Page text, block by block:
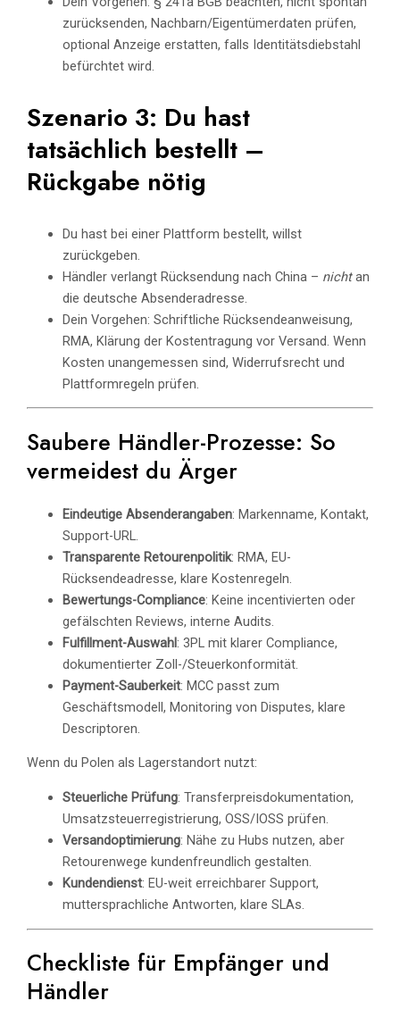
zurücksenden, Nachbarn/Eigentümerdaten prüfen,
optional Anzeige erstatten, falls Identitätsdiebstahl
befürchtet wird.
Szenario 3: Du hast
tatsächlich bestellt –
Rückgabe nötig
Du hast bei einer Plattform bestellt, willst
zurückgeben.
Händler verlangt Rücksendung nach China – nichtan
die deutsche Absenderadresse.
Dein Vorgehen: Schriftliche Rücksendeanweisung,
RMA, Klärung der Kostentragung vor Versand. Wenn
Kosten unangemessen sind, Widerrufsrecht und
Plattformregeln prüfen.
Saubere Händler-Prozesse: So
vermeidest du Ärger
Eindeutige Absenderangaben: Markenname, Kontakt,
Support-URL.
Transparente Retourenpolitik: RMA, EU-
Rücksendeadresse, klare Kostenregeln.
Bewertungs-Compliance: Keine incentivierten oder
gefälschten Reviews, interne Audits.
Fulfillment-Auswahl: 3PL mit klarer Compliance,
dokumentierter Zoll-/Steuerkonformität.
Payment-Sauberkeit: MCC passt zum
Geschäftsmodell, Monitoring von Disputes, klare
Descriptoren.
Wenn du Polen als Lagerstandort nutzt:
Steuerliche Prüfung: Transferpreisdokumentation,
Umsatzsteuerregistrierung, OSS/IOSS prüfen.
Versandoptimierung: Nähe zu Hubs nutzen, aber
Retourenwege kundenfreundlich gestalten.
Kundendienst: EU-weit erreichbarer Support,
muttersprachliche Antworten, klare SLAs.
Checkliste für Empfänger und
Händler